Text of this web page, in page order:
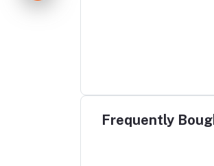
Frequently